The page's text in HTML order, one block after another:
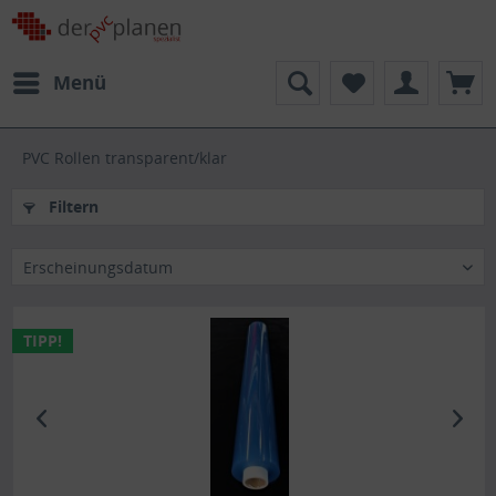
Menü
PVC Rollen transparent/klar
Filtern
Erscheinungsdatum
TIPP!